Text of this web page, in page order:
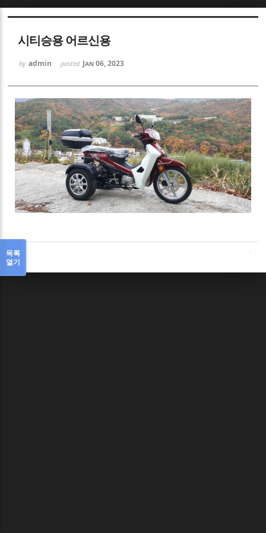
시티승용 어르신용
by admin posted Jan 06, 2023
목록
열기
Sketchbook5, 스케치북5
Sketchbook5, 스케치북5